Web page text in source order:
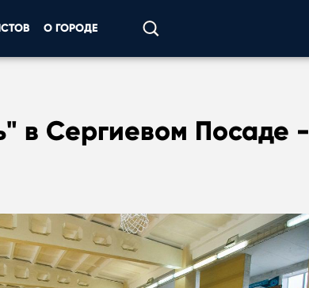
О ГОРОДЕ
в Сергиевом Посаде -